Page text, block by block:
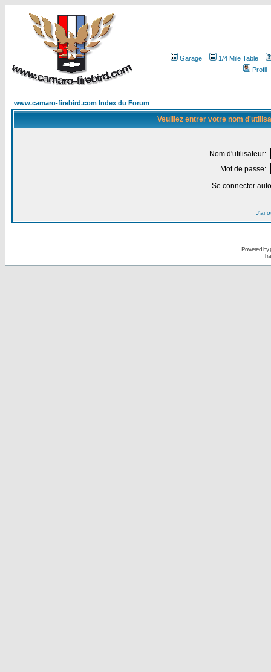
Garage
1/4 Mile Table
Profil
www.camaro-firebird.com Index du Forum
Veuillez entrer votre nom
Nom d'utilisateur:
Mot de passe:
Se connecter
J'ai
Powered by